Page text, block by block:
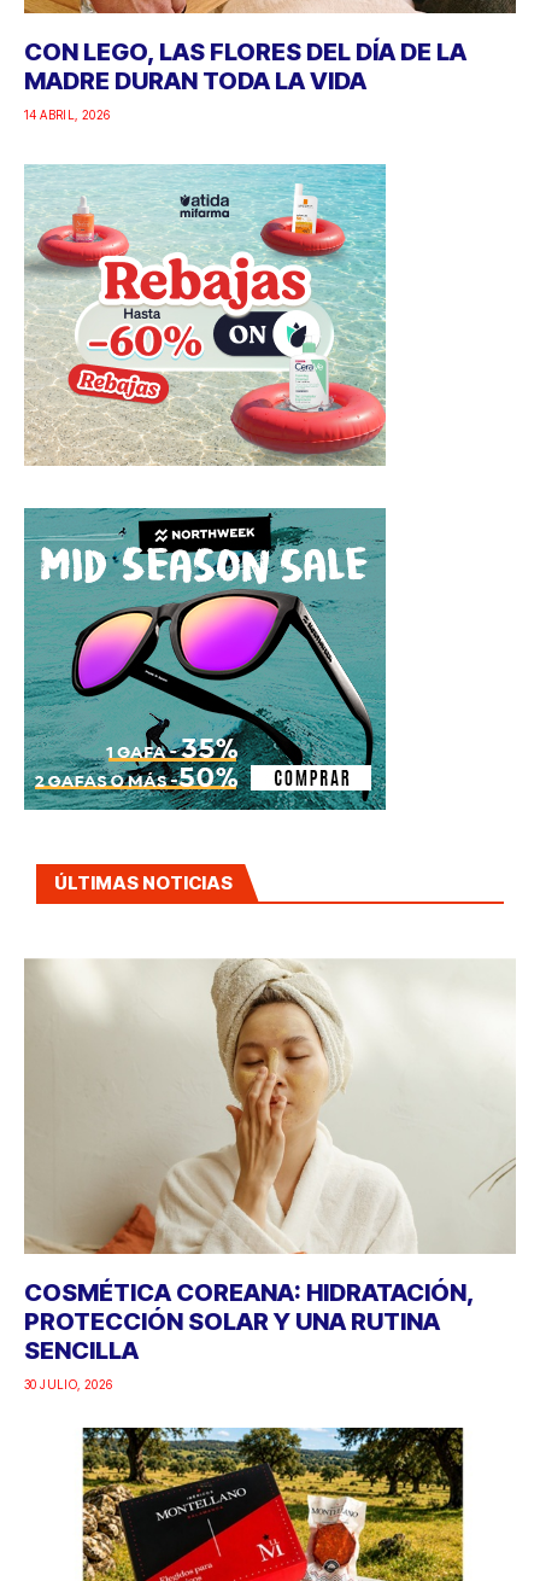
CON LEGO, LAS FLORES DEL DÍA DE LA
MADRE DURAN TODA LA VIDA
14 ABRIL, 2026
ÚLTIMAS NOTICIAS
COSMÉTICA COREANA: HIDRATACIÓN,
PROTECCIÓN SOLAR Y UNA RUTINA
SENCILLA
30 JULIO, 2026